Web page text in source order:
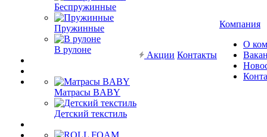
Беспружинные
Пружинные
В рулоне
Матрасы BABY
Детский текстиль
Акции Контакты
Компания
О